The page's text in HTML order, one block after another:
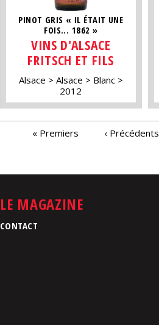
PINOT GRIS « IL ÉTAIT UNE
FOIS... 1862 »
VINS D'ALSACE
FRITSCH ET FILS
Alsace Alsace
Blanc
2012
PAGES« Premiers ‹ Précédents
LE MAGAZINE
CONTACT